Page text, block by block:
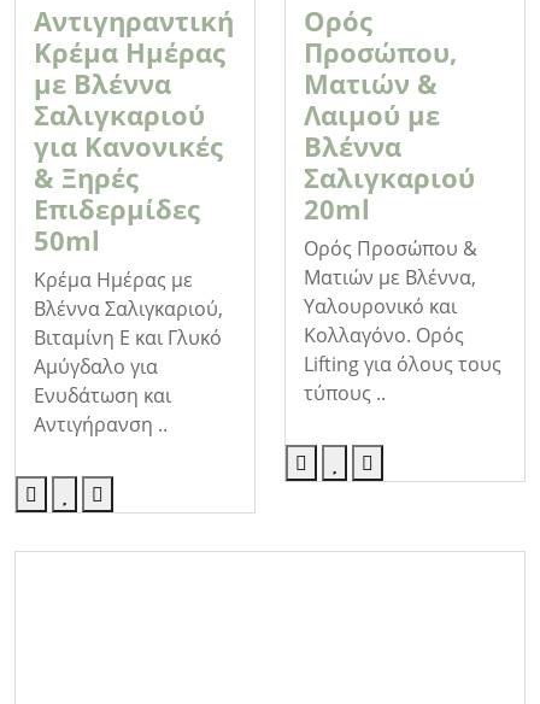
Αντιγηραντική
Kρέμα Ημέρας
με Βλέννα
Σαλιγκαριού
για Κανονικές
& Ξηρές
Επιδερμίδες
50ml
Κρέμα Ημέρας με
Βλέννα Σαλιγκαριού,
Βιταμίνη Ε και Γλυκό
Αμύγδαλο για
Ενυδάτωση και
Αντιγήρανση ..
Ορός
Προσώπου,
Ματιών &
Λαιμού με
Βλέννα
Σαλιγκαριού
20ml
Ορός Προσώπου &
Ματιών με Βλέννα,
Υαλουρονικό και
Κολλαγόνο. Ορός
Lifting για όλους τους
τύπους ..